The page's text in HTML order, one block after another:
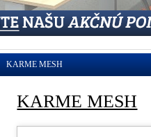
KARME MESH
KARME MESH